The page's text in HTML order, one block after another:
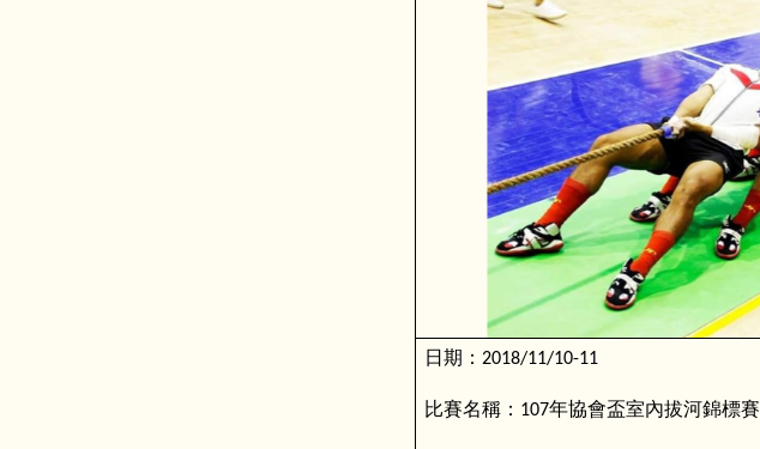
日期： 2018/11/10-11
比賽名稱： 107年協會盃室內拔河錦標賽